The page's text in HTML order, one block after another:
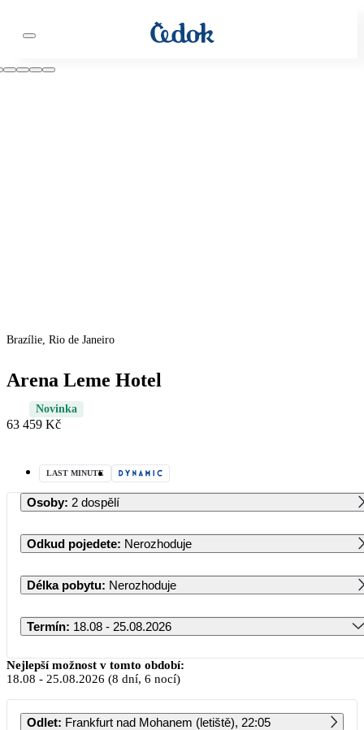
Brazílie, Rio de Janeiro
Arena Leme Hotel
Novinka
63 459 Kč
LAST MINUTE
Osoby: 2 dospělí
Odkud pojedete: Nerozhoduje
Délka pobytu: Nerozhoduje
Termín: 18.08 - 25.08.2026
Srpen 2026
PO ÚT ST ČT PÁ SO NE
Nejlepší možnost v tomto období:
18.08 - 25.08.2026 (8 dní, 6 nocí)
Odlet: Frankfurt nad Mohanem (letiště), 22:05